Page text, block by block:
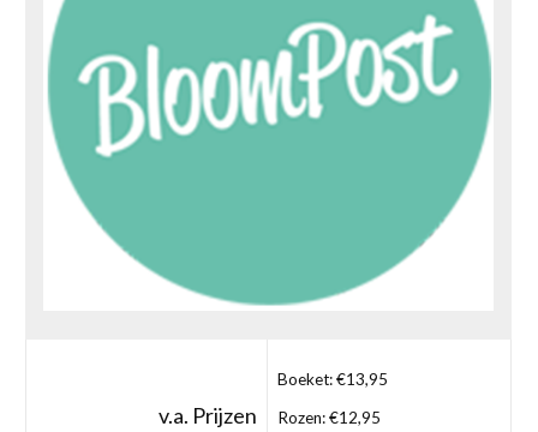
v.a. Prijzen
Boeket: €13,95
Rozen: €12,95